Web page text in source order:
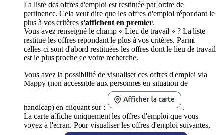
La liste des offres d'emploi est restituée par ordre de
pertinence. Cela veut dire que les offres d'emploi répondant le
plus à vos critères s'affichent en premier.
Vous avez renseigné le champ « Lieu de travail » ? La liste
restitue les offres répondant le plus à vos critères. Parmi
celles-ci sont d'abord restituées les offres dont le lieu de travail
est le plus proche de votre recherche.
Vous avez la possibilité de visualiser ces offres d'emploi via
Mappy (non accessible aux personnes en situation de
handicap) en cliquant sur :
.
La carte affiche uniquement les offres d'emploi que vous
voyez à l'écran. Pour visualiser les offres d'emploi suivantes,